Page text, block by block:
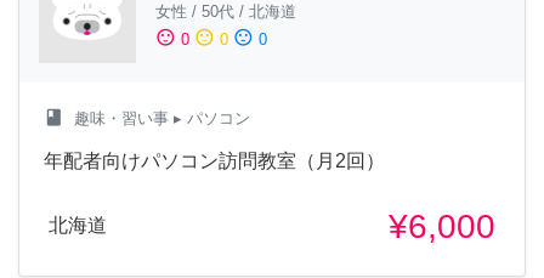
女性 / 50代 / 北海道
sentiment_satisfied 0 sentiment_neutral 0 sentiment_dissatisfied 0
class 趣味・習い事 ▸ パソコン
年配者向けパソコン訪問教室（月2回）
北海道 ¥6,000